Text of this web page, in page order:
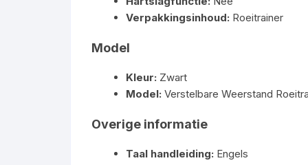
Verpakkingsinhoud: Roeitrainer
Model
Kleur: Zwart
Model: Verstelbare Weerstand
Overige informatie
Taal handleiding: Engels